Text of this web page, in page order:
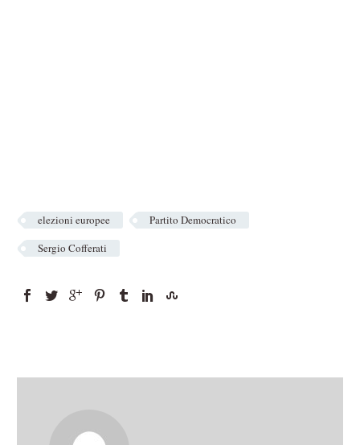
elezioni europee
Partito Democratico
Sergio Cofferati